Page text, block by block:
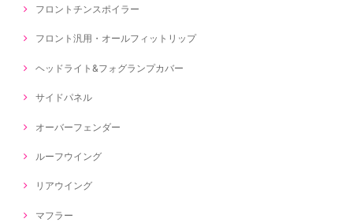
フロントチンスポイラー
フロント汎用・オールフィットリップ
ヘッドライト&フォグランプカバー
サイドパネル
オーバーフェンダー
ルーフウイング
リアウイング
マフラー